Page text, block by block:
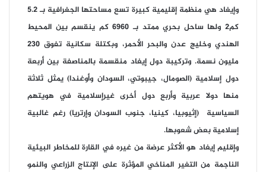
وإيغاد هي منظمة إقليمية كبيرة تسع مساحتها الجغرافية بـ 5.2
كم2 ولها ساحل بحري ممتد بـ 6960 كم ينقسم بين المحيط
الهندي وخليج عدن والبحر الأحمر، وبكتلة سكانية تفوق 230
مليون نسمة. وتركيبة دول إيغاد منقسمة بالمناصفة بين أربعة
دول إسلامية (الصومال، جيبوتي، السودان وأوغندا) يمثل ثلاثة
منها دولا عربية وأربع دول أخرى غيرإسلامية في هويتهم
السياسية (إثيوبيا، كينيا، جنوب السودان وإرتريا) رغم غالبية
إسلامية بعض شعوبها.
وإقليم إيغاد هو الأكثر عرضة من غيره في القارة للمخاطر البيئية
الناجمة من التغير المناخي المؤثرة على الإنتاج الزراعي والنمو